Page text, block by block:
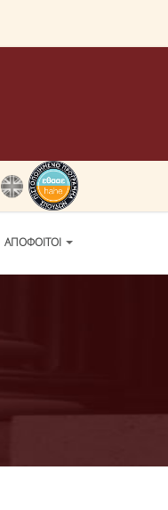
ΑΠΟΦΟΙΤΟΙ